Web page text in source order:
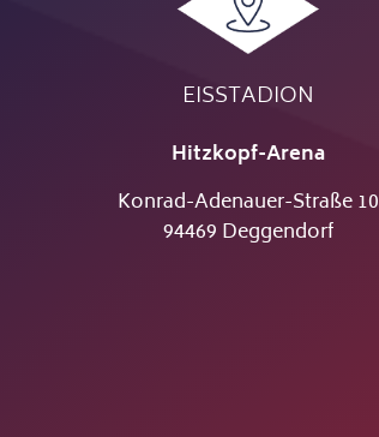
EISSTADION
Hitzkopf-Arena
Konrad-Adenauer-Straße 10
94469 Deggendorf